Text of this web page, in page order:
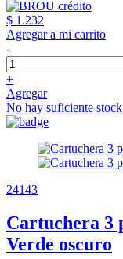
$ 1.232
Agregar a mi carrito
-
+
Agregar
No hay suficiente
24143
Cartuchera 3
Verde oscuro